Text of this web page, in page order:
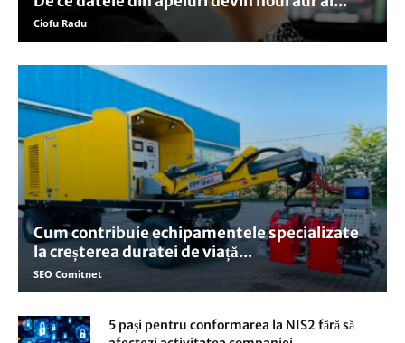
Ciofu Radu
Cum contribuie echipamentele specializate
la creșterea duratei de viață...
SEO Comitnet
5 pași pentru conformarea la NIS2 fără să